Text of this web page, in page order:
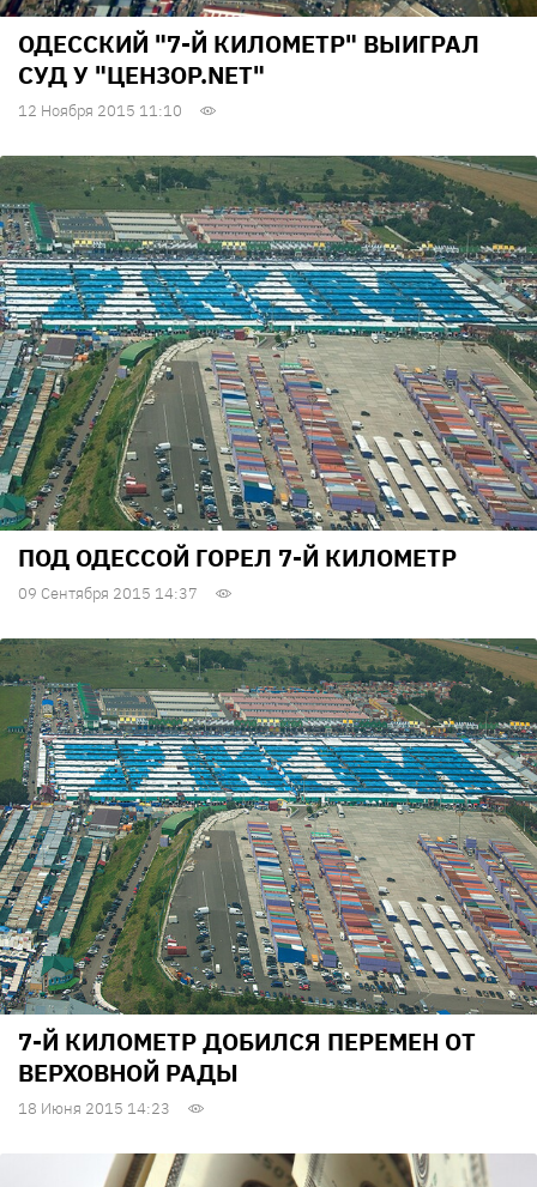
ОДЕССКИЙ "7-Й КИЛОМЕТР" ВЫИГРАЛ
СУД У "ЦЕНЗОР.NET"
12 Ноября 2015 11:10
ПОД ОДЕССОЙ ГОРЕЛ 7-Й КИЛОМЕТР
09 Сентября 2015 14:37
7-Й КИЛОМЕТР ДОБИЛСЯ ПЕРЕМЕН ОТ
ВЕРХОВНОЙ РАДЫ
18 Июня 2015 14:23